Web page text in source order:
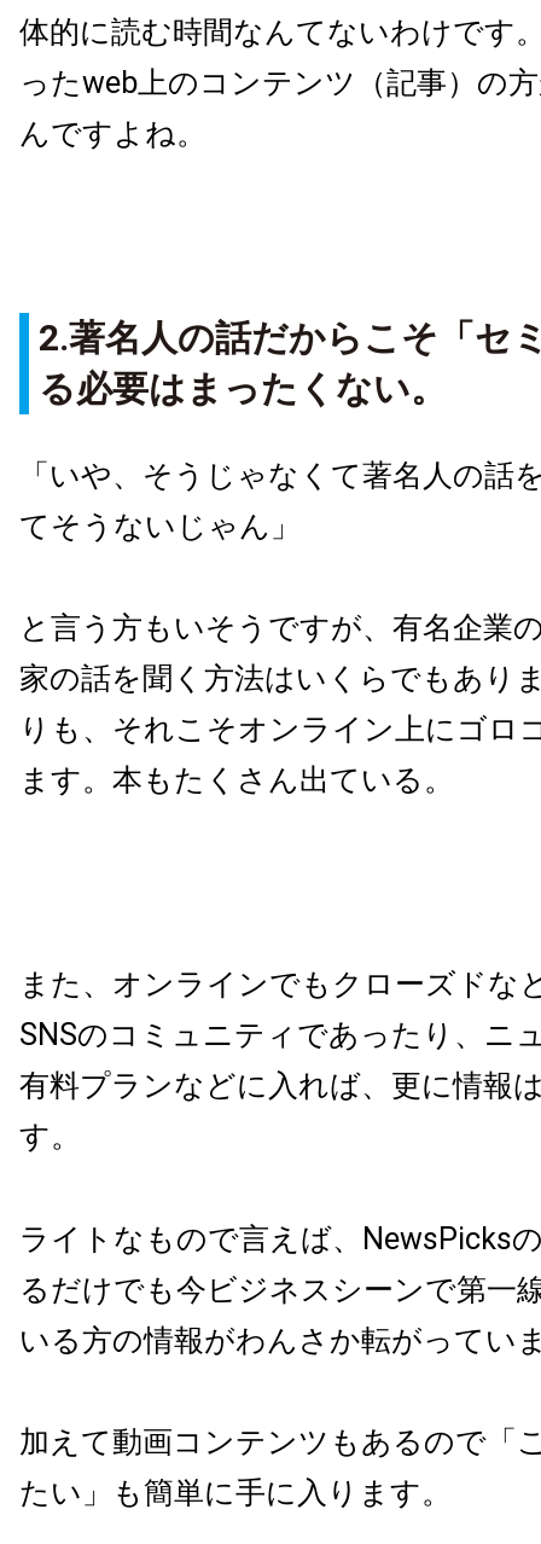
体的に読む時間なんてないわけです
ったweb上のコンテンツ（記事）の
んですよね。
2.著名人の話だからこそ「セ
る必要はまったくない。
「いや、そうじゃなくて著名人の話
てそうないじゃん」
と言う方もいそうですが、有名企業
家の話を聞く方法はいくらでもあり
りも、それこそオンライン上にゴロ
ます。本もたくさん出ている。
また、オンラインでもクローズドな
SNSのコミュニティであったり、ニ
有料プランなどに入れば、更に情報
す。
ライトなもので言えば、NewsPicks
るだけでも今ビジネスシーンで第一
いる方の情報がわんさか転がってい
加えて動画コンテンツもあるので「
たい」も簡単に手に入ります。